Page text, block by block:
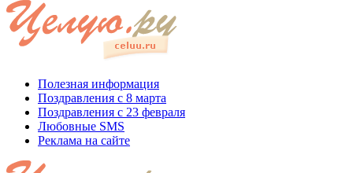
Полезная информация
Поздравления с 8 марта
Поздравления с 23 февраля
Любовные SMS
Реклама на сайте